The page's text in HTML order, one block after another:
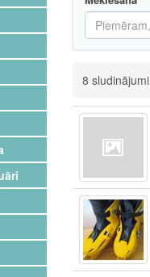
8 sludinājumi